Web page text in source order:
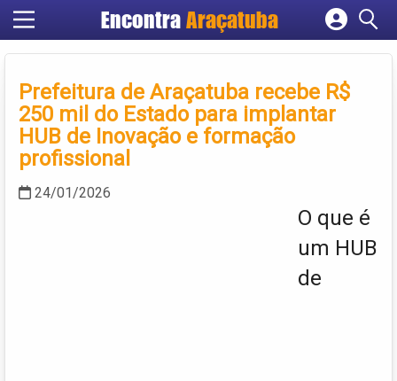
Encontra Araçatuba
Cadastrar empresa
Criar conta
Prefeitura de Araçatuba recebe R$
250 mil do Estado para implantar
HUB de Inovação e formação
profissional
24/01/2026
O que é
um HUB
de